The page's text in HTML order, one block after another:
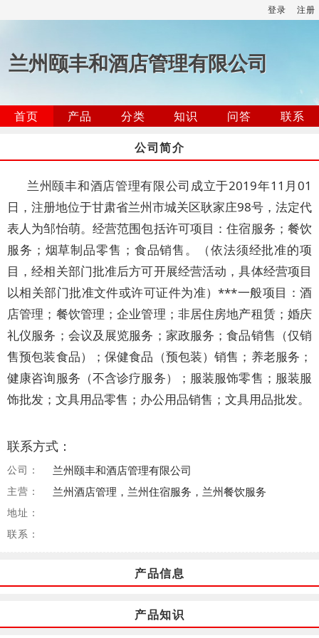
登录 注册
兰州颐丰和酒店管理有限公司
首页 产品 分类 知识 问答
联系
公司简介
兰州颐丰和酒店管理有限公司成立于2019年11月01
日，注册地位于甘肃省兰州市城关区耿家庄98号，法定代
表人为邹怡萌。经营范围包括许可项目：住宿服务；餐饮
服务；烟草制品零售；食品销售。（依法须经批准的项
目，经相关部门批准后方可开展经营活动，具体经营项目
以相关部门批准文件或许可证件为准）***一般项目：酒
店管理；餐饮管理；企业管理；非居住房地产租赁；婚庆
礼仪服务；会议及展览服务；家政服务；食品销售（仅销
售预包装食品）；保健食品（预包装）销售；养老服务；
健康咨询服务（不含诊疗服务）；服装服饰零售；服装服
饰批发；文具用品零售；办公用品销售；文具用品批发。
联系方式：
公司： 兰州颐丰和酒店管理有限公司
主营： 兰州酒店管理，兰州住宿服务，兰州餐饮服务
地址：
联系：
产品信息
产品知识